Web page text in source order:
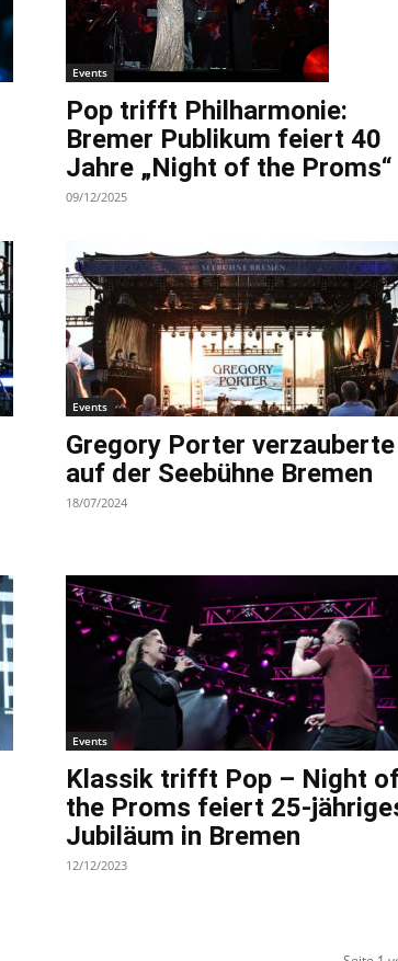
Events
Pop trifft Philharmonie:
Bremer Publikum feiert 40
Jahre „Night of the Proms“
09/12/2025
Events
Gregory Porter verzauberte
auf der Seebühne Bremen
18/07/2024
Events
Klassik trifft Pop – Night
the Proms feiert 25-
Jubiläum in Bremen
12/12/2023